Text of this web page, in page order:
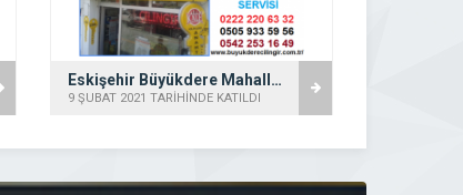
Eskişehir Büyükdere Mahallesi Çilingir
9 ŞUBAT 2021 TARİHİNDE KATILDI